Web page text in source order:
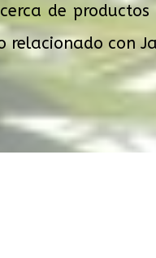
de
relacionado con